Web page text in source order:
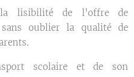
lisibilité de l'offre de
sans oublier la qualité de
scolaire et de son